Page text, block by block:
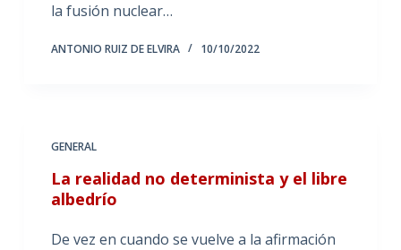
la fusión nuclear…
ANTONIO RUIZ DE ELVIRA 10/10/2022
GENERAL
La realidad no determinista y el libre
albedrío
De vez en cuando se vuelve a la afirmación